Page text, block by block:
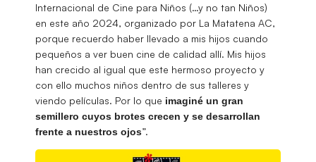
Internacional de Cine para Niños (…y no tan Niños)
en este año 2024, organizado por La Matatena AC,
porque recuerdo haber llevado a mis hijos cuando
pequeños a ver buen cine de calidad allí. Mis hijos
han crecido al igual que este hermoso proyecto y
con ello muchos niños dentro de sus talleres y
viendo películas. Por lo que imaginé un gran
semillero cuyos brotes crecen y se desarrollan
frente a nuestros ojos”.